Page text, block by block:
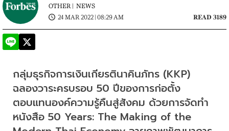
OTHER | NEWS
24 MAR 2022 | 08:29 AM
READ 3189
กลุ่มธุรกิจการเงินเกียรตินาคินภัทร (KKP)
ฉลองวาระครบรอบ 50 ปีของการก่อตั้ง
ตอบแทนองค์ความรู้คืนสู่สังคม ด้วยการจัดทำ
หนังสือ 50 Years: The Making of the